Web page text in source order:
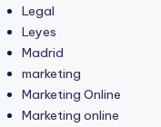
Legal
Leyes
Madrid
marketing
Marketing Online
Marketing online